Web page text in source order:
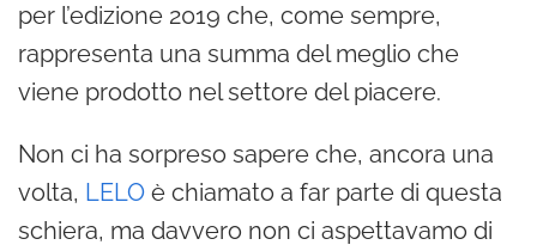
per l’edizione 2019 che, come sempre,
rappresenta una summa del meglio che
viene prodotto nel settore del piacere.
Non ci ha sorpreso sapere che, ancora una
volta, LELO è chiamato a far parte di questa
schiera, ma davvero non ci aspettavamo di